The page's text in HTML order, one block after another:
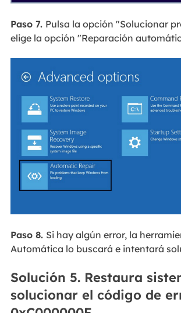
Paso 7. Pulsa la opción "Solucionar
elige la opción "Reparación
Paso 8. Si hay algún error, la
Automática lo buscará e intentará
Solución 5. Restaura
solucionar el código de